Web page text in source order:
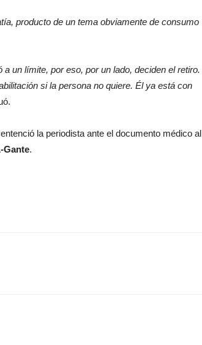
producto de un tema obviamente de consumo
un límite, por eso, por un lado, deciden el retiro.
si la persona no quiere. Él ya está con
la periodista ante el documento médico al
Gante.